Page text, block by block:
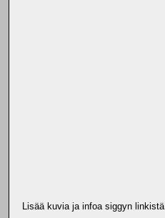
Lisää kuvia ja infoa siggyn linkistä.